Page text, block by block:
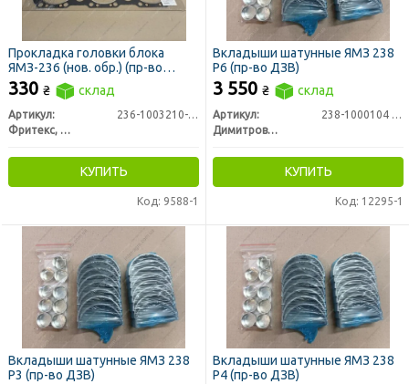
Прокладка головки блока
ЯМЗ-236 (нов. обр.) (пр-во
Фритекс)
330 ₴ склад
Артикул:
236-1003210-В5
Фритекс, Ярославль
КУПИТЬ
Код: 9588-1
Вкладыши шатунные ЯМЗ 238
Р6 (пр-во ДЗВ)
3 550 ₴ склад
Артикул:
238-1000104 Р6
Димитровградский завод вкладышей ООО
КУПИТЬ
Код: 12295-1
Вкладыши шатунные ЯМЗ 238
Р3 (пр-во ДЗВ)
Вкладыши шатунные ЯМЗ 238
Р4 (пр-во ДЗВ)